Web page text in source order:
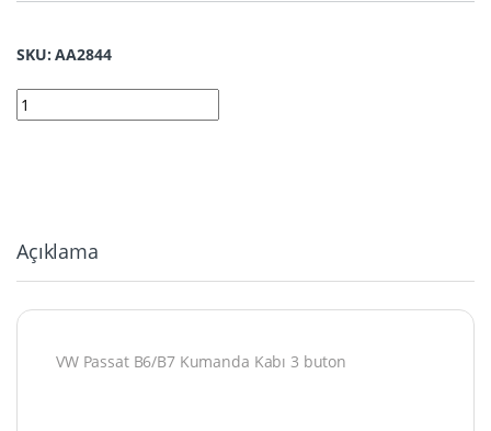
SKU: AA2844
2844 | VW Passat B6/B7 Kumanda Kabı 3 buton quantity
Açıklama
VW Passat B6/B7 Kumanda Kabı 3 buton